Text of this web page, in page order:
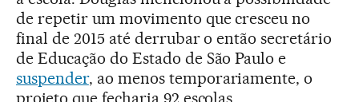
de repetir um movimento que cresceu no
final de 2015 até derrubar o então secretário
de Educação do Estado de São Paulo e
suspender, ao menos temporariamente, o
projeto que fecharia 92 escolas.